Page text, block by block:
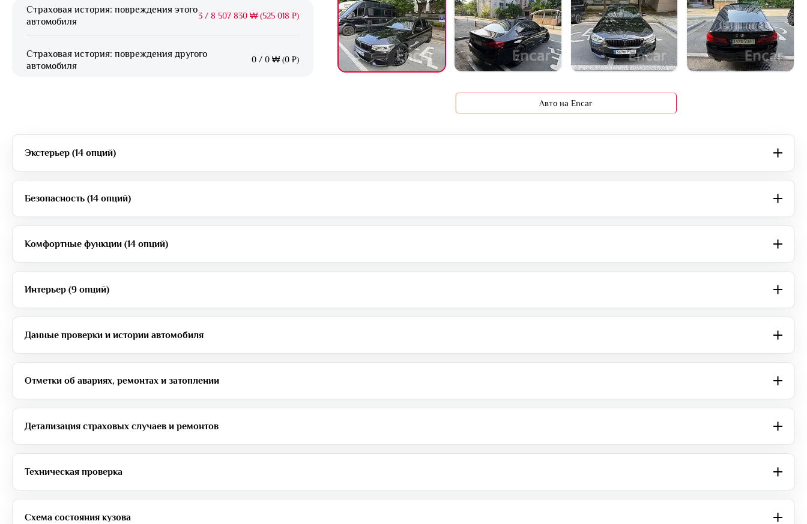
Страховая история: повреждения этого
автомобиля
3 / 8 507 830 ₩ (525 018 ₽)
Страховая история: повреждения другого
автомобиля
0 / 0 ₩ (0 ₽)
Авто на Encar
Экстерьер (14 опций)
Безопасность (14 опций)
Комфортные функции (14 опций)
Интерьер (9 опций)
Данные проверки и истории автомобиля
Отметки об авариях, ремонтах и затоплении
Детализация страховых случаев и ремонтов
Техническая проверка
Схема состояния кузова